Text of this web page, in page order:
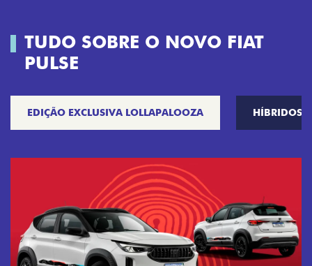
TUDO SOBRE O NOVO FIAT
PULSE
EDIÇÃO EXCLUSIVA LOLLAPALOOZA HÍBRIDOS